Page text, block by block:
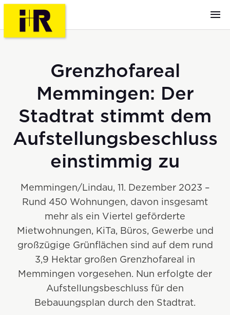
Grenzhofareal
Memmingen: Der
Stadtrat stimmt dem
Aufstellungsbeschluss
einstimmig zu
Memmingen/Lindau, 11. Dezember 2023 –
Rund 450 Wohnungen, davon insgesamt
mehr als ein Viertel geförderte
Mietwohnungen, KiTa, Büros, Gewerbe und
großzügige Grünflächen sind auf dem rund
3,9 Hektar großen Grenzhofareal in
Memmingen vorgesehen. Nun erfolgte der
Aufstellungsbeschluss für den
Bebauungsplan durch den Stadtrat.